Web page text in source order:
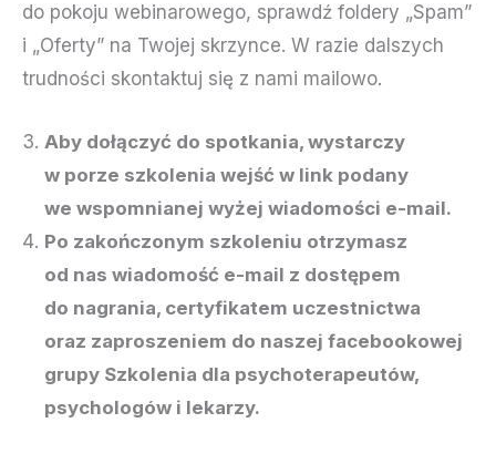
do pokoju webinarowego, sprawdź foldery „Spam”
i „Oferty” na Twojej skrzynce. W razie dalszych
trudności skontaktuj się z nami mailowo.
Aby dołączyć do spotkania, wystarczy
w porze szkolenia wejść w link podany
we wspomnianej wyżej wiadomości e-mail.
Po zakończonym szkoleniu otrzymasz
od nas wiadomość e-mail z dostępem
do nagrania, certyfikatem uczestnictwa
oraz zaproszeniem do naszej facebookowej
grupy Szkolenia dla psychoterapeutów,
psychologów i lekarzy.